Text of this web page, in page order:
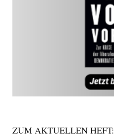
ZUM AKTUELLEN HEFT: